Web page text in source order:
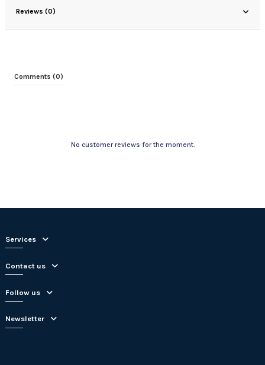
Reviews (0)
Comments (0)
No customer reviews for the moment.
Services
Contact us
Follow us
Newsletter